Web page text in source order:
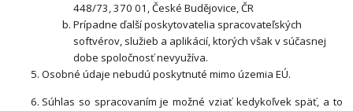
448/73, 370 01, České Budějovice, ČR
Prípadne ďalší poskytovatelia spracovateľských
softvérov, služieb a aplikácií, ktorých však v súčasnej
dobe spoločnosť nevyužíva.
Osobné údaje nebudú poskytnuté mimo územia EÚ.
Súhlas so spracovaním je možné vziať kedykoľvek späť, a to